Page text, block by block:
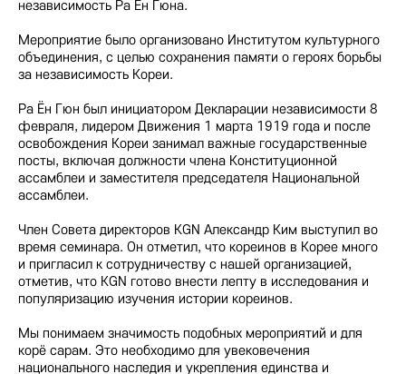
независимость Ра Ён Гюна.
Мероприятие было организовано Институтом культурного
объединения, с целью сохранения памяти о героях борьбы
за независимость Кореи.
Ра Ён Гюн был инициатором Декларации независимости 8
февраля, лидером Движения 1 марта 1919 года и после
освобождения Кореи занимал важные государственные
посты, включая должности члена Конституционной
ассамблеи и заместителя председателя Национальной
ассамблеи.
Член Совета директоров KGN Александр Ким выступил во
время семинара. Он отметил, что кореинов в Корее много
и пригласил к сотрудничеству с нашей организацией,
отметив, что KGN готово внести лепту в исследования и
популяризацию изучения истории кореинов.
Мы понимаем значимость подобных мероприятий и для
корё сарам. Это необходимо для увековечения
национального наследия и укрепления единства и